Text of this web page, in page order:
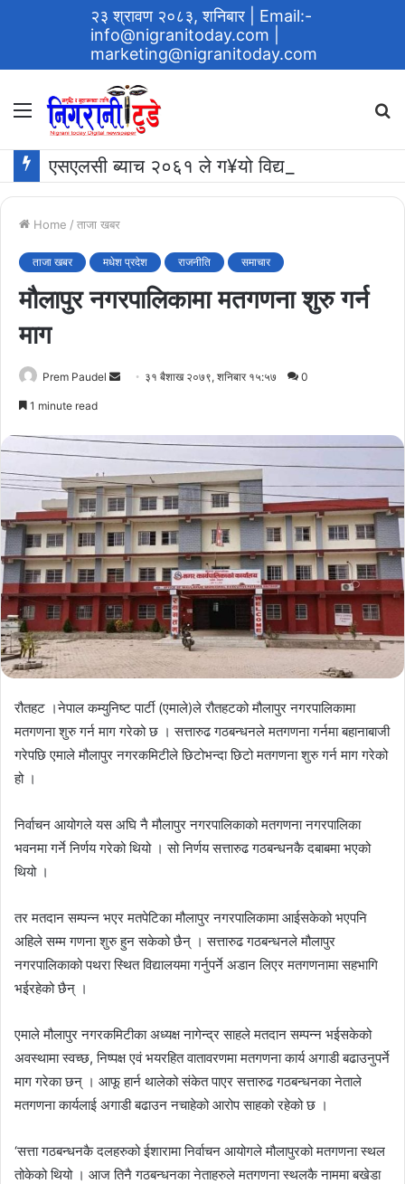
२३ श्रावण २०८३, शनिबार
| Email:-
info@nigranitoday.com
marketing@nigranitoday.com
Menu
Home / ताजा खबर
ताजा खबर मधेश प्रदेश राजनीति समाचार
मौलापुर नगरपालिकामा मतगणना शुरु गर्न
माग
Prem Paudel
Send ३१ बैशाख २०७९, शनिबार १५:५७ 0
1 minute read
रौतहट ।नेपाल कम्युनिष्ट पार्टी (एमाले)ले रौतहटको मौलापुर नगरपालिकामा
मतगणना शुरु गर्न माग गरेको छ । सत्तारुढ गठबन्धनले मतगणना गर्नमा बहानाबाजी
गरेपछि एमाले मौलापुर नगरकमिटीले छिटोभन्दा छिटो मतगणना शुरु गर्न माग गरेको
हो ।
निर्वाचन आयोगले यस अघि नै मौलापुर नगरपालिकाको मतगणना नगरपालिका
भवनमा गर्ने निर्णय गरेको थियो । सो निर्णय सत्तारुढ गठबन्धनकै दबाबमा भएको
थियो ।
तर मतदान सम्पन्न भएर मतपेटिका मौलापुर नगरपालिकामा आईसकेको भएपनि
अहिले सम्म गणना शुरु हुन सकेको छैन् । सत्तारुढ गठबन्धनले मौलापुर
नगरपालिकाको पथरा स्थित विद्यालयमा गर्नुपर्ने अडान लिएर मतगणनामा सहभागि
भईरहेको छैन् ।
एमाले मौलापुर नगरकमिटीका अध्यक्ष नागेन्द्र साहले मतदान सम्पन्न भईसकेको
अवस्थामा स्वच्छ, निष्पक्ष एवं भयरहित वातावरणमा मतगणना कार्य अगाडी बढाउनुपर्ने
माग गरेका छन् । आफू हार्न थालेको संकेत पाएर सत्तारुढ गठबन्धनका नेताले
मतगणना कार्यलाई अगाडी बढाउन नचाहेको आरोप साहको रहेको छ ।
‘सत्ता गठबन्धनकै दलहरुको ईशारामा निर्वाचन आयोगले मौलापुरको मतगणना स्थल
तोकेको थियो । आज तिनै गठबन्धनका नेताहरुले मतगणना स्थलकै नाममा बखेडा